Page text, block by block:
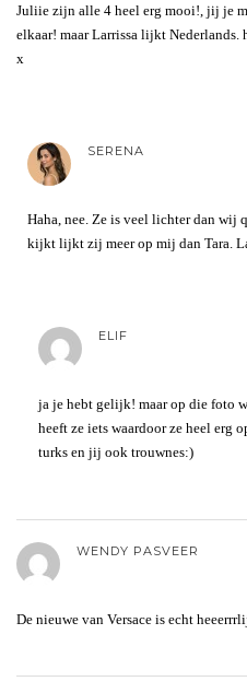
Juliie zijn alle 4 heel erg mooi!, jij je
elkaar! maar Larrissa lijkt Nederlands.
x
SERENA
Haha, nee. Ze is veel lichter dan wij
kijkt lijkt zij meer op mij dan Tara.
ELIF
ja je hebt gelijk! maar op die foto
heeft ze iets waardoor ze heel
turks en jij ook trouwnes:)
WENDY PASVEER
De nieuwe van Versace is echt